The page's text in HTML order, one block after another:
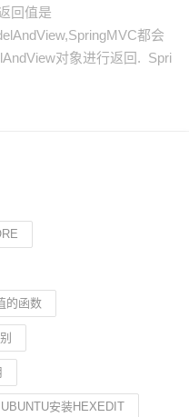
回值是
都会
对象进行返回. Spri
的函数
UBUNTU安装HEXEDIT